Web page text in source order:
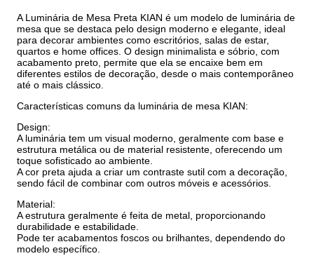
A Luminária de Mesa Preta KIAN é um modelo de luminária de
mesa que se destaca pelo design moderno e elegante, ideal
para decorar ambientes como escritórios, salas de estar,
quartos e home offices. O design minimalista e sóbrio, com
acabamento preto, permite que ela se encaixe bem em
diferentes estilos de decoração, desde o mais contemporâneo
até o mais clássico.
Características comuns da luminária de mesa KIAN:
Design:
A luminária tem um visual moderno, geralmente com base e
estrutura metálica ou de material resistente, oferecendo um
toque sofisticado ao ambiente.
A cor preta ajuda a criar um contraste sutil com a decoração,
sendo fácil de combinar com outros móveis e acessórios.
Material:
A estrutura geralmente é feita de metal, proporcionando
durabilidade e estabilidade.
Pode ter acabamentos foscos ou brilhantes, dependendo do
modelo específico.